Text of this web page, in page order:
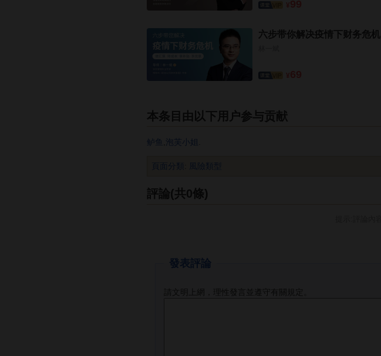
六步带你解决疫情下财务危机
本条目由以下用户参与贡献
鲈鱼 泡芙小姐
頁面分類 風險類型
評論(共0條)
發表評論
請文明上網，理性發言並遵守有關規定。